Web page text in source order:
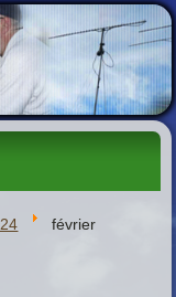
février